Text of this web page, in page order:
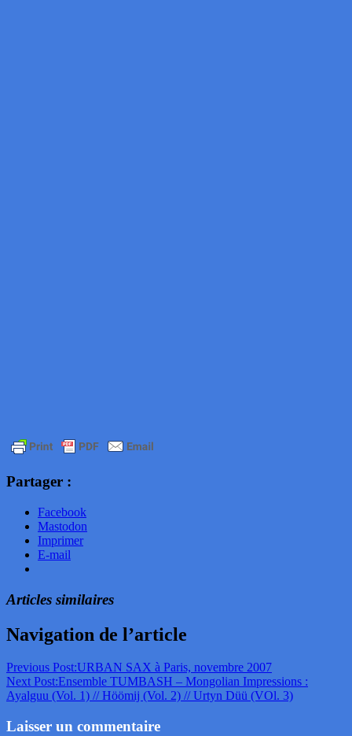
Partager :
Facebook
Mastodon
Imprimer
E-mail
Articles similaires
Navigation de l’article
Previous Post:URBAN SAX à Paris, novembre 2007
Next Post:Ensemble TUMBASH – Mongolian Impressions :
Ayalguu (Vol. 1) // Höömij (Vol. 2) // Urtyn Düü (VOl. 3)
Laisser un commentaire